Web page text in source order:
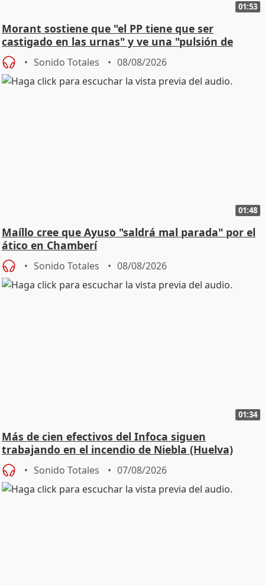
01:53
Morant sostiene que "el PP tiene que ser
castigado en las urnas" y ve una "pulsión de
cambio"
Sonido Totales 08/08/2026
01:48
Maíllo cree que Ayuso "saldrá mal parada" por el
ático en Chamberí
Sonido Totales 08/08/2026
01:34
Más de cien efectivos del Infoca siguen
trabajando en el incendio de Niebla (Huelva)
Sonido Totales 07/08/2026